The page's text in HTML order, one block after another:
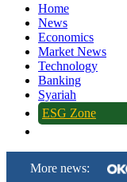
Home
News
Economics
Market News
Technology
Banking
Syariah
ESG Zone
More news: